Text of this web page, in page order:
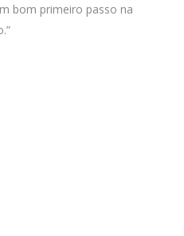
bom primeiro passo na